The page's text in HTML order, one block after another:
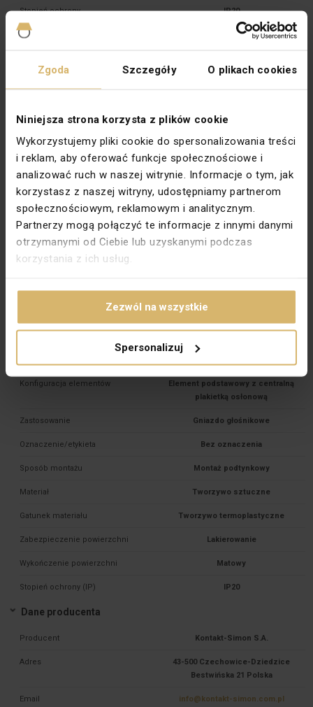
Zgoda Szczegóły O plikach cookies
Niniejsza strona korzysta z plików cookie
Wykorzystujemy pliki cookie do spersonalizowania treści
i reklam, aby oferować funkcje społecznościowe i
analizować ruch w naszej witrynie. Informacje o tym, jak
korzystasz z naszej witryny, udostępniamy partnerom
społecznościowym, reklamowym i analitycznym.
Partnerzy mogą połączyć te informacje z innymi danymi
otrzymanymi od Ciebie lub uzyskanymi podczas
korzystania z ich usług.
Zezwól na wszystkie
Spersonalizuj
Stopień ochrony IP20
Szerokość [mm]
Kolor dokładny Satynowy metalizowany
Przekrój przewodu [mm²] 6
Głębokość montażu [mm] 21
Wariant Na wtyki bananowe
Konfiguracja elementów
Element podstawowy z centralną
plakietką osłonową
Zastosowanie Gniazdo głośnikowe
Oznaczenie/etykieta Bez oznaczenia
Sposób montażu Montaż podtynkowy
Materiał Tworzywo sztuczne
Gatunek materiału Tworzywo termoplastyczne
Zabezpieczenie powierzchni Lakierowanie
Wykończenie powierzchni Matowy
Stopień ochrony (IP) IP20
Dane producenta
Producent Kontakt-Simon S.A.
Adres
43-500 Czechowice-Dziedzice
Bestwińska 21 Polska
Email info@kontakt-simon.com.pl